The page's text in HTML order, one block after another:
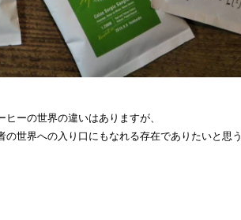
ーの世界の違いはありますが、
世界への入り口にもなれる存在でありたいと思う